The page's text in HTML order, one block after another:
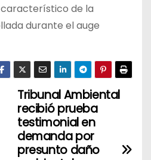
característico de la
durante el auge
Tribunal Ambiental
recibió prueba
testimonial en
demanda por
presunto daño